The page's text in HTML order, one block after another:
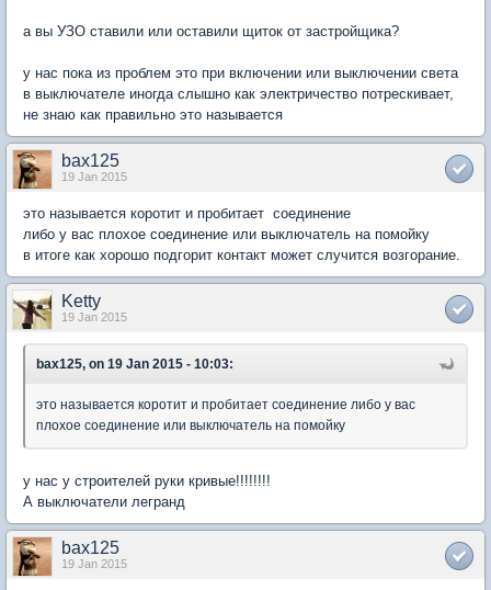
а вы УЗО ставили или оставили щиток от застройщика?
у нас пока из проблем это при включении или выключении света
в выключателе иногда слышно как электричество потрескивает,
не знаю как правильно это называется
bax125
19 Jan 2015
это называется коротит и пробитает соединение
либо у вас плохое соединение или выключатель на помойку
в итоге как хорошо подгорит контакт может случится возгорание.
Ketty
19 Jan 2015
bax125, on 19 Jan 2015 - 10:03:
это называется коротит и пробитает соединение либо у вас
плохое соединение или выключатель на помойку
у нас у строителей руки кривые!!!!!!!!
А выключатели легранд
bax125
19 Jan 2015